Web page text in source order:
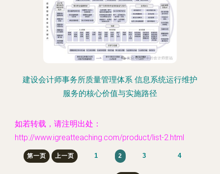
建设会计师事务所质量管理体系 信息系统运行维护
服务的核心价值与实施路径
如若转载，请注明出处：
http://www.igreatteaching.com/product/list-2.html
第一页 上一页 1 2 3 4